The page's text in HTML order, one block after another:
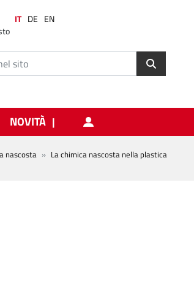
IT DE EN
NOVITÀ
nascosta La chimica nascosta nella plastica